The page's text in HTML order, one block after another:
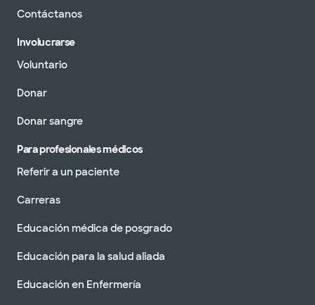
Contáctanos
Involucrarse
Voluntario
Donar
Donar sangre
Para profesionales médicos
Referir a un paciente
Carreras
Educación médica de posgrado
Educación para la salud aliada
Educación en Enfermería